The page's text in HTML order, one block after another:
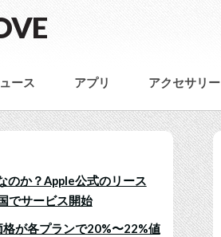
ース アプリ アクセサリー
のか？Apple公式のリース
でサービス開始
が各プランで20%〜22%値